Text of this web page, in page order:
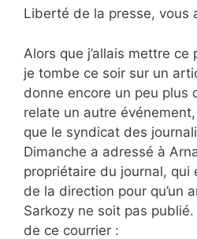
Liberté de la presse, vous
Alors que j’allais mettre
je tombe ce soir sur un
donne encore un peu plus
relate un autre
que le syndicat des
Dimanche a adressé à
propriétaire du journal, qui
de la direction pour qu’un
Sarkozy ne soit pas
de ce courrier :